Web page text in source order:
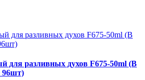
разливных духов F675-50ml (В
96шт)